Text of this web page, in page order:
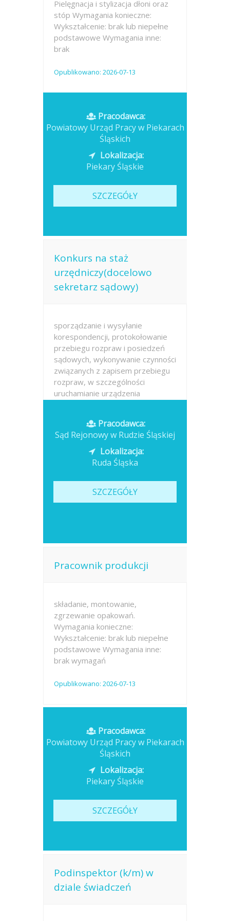
Pielęgnacja i stylizacja dłoni oraz
stóp Wymagania konieczne:
Wykształcenie: brak lub niepełne
podstawowe Wymagania inne:
brak
Opublikowano: 2026-07-13
Pracodawca:
Powiatowy Urząd Pracy w Piekarach
Śląskich
Lokalizacja:
Piekary Śląskie
SZCZEGÓŁY
Konkurs na staż
urzędniczy(docelowo
sekretarz sądowy)
sporządzanie i wysyłanie
korespondencji, protokołowanie
przebiegu rozpraw i posiedzeń
sądowych, wykonywanie czynności
związanych z zapisem przebiegu
rozpraw, w szczególności
uruchamianie urządzenia
funkcjonowania...
Opublikowano: 2026-07-13
Pracodawca:
Sąd Rejonowy w Rudzie Śląskiej
Lokalizacja:
Ruda Śląska
SZCZEGÓŁY
Pracownik produkcji
składanie, montowanie,
zgrzewanie opakowań.
Wymagania konieczne:
Wykształcenie: brak lub niepełne
podstawowe Wymagania inne:
brak wymagań
Opublikowano: 2026-07-13
Pracodawca:
Powiatowy Urząd Pracy w Piekarach
Śląskich
Lokalizacja:
Piekary Śląskie
SZCZEGÓŁY
Podinspektor (k/m) w
dziale świadczeń